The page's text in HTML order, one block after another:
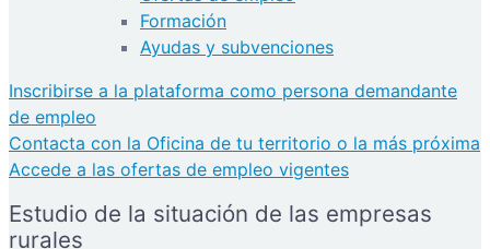
Formación
Ayudas y subvenciones
Inscribirse a la plataforma como persona demandante
de empleo
Contacta con la Oficina de tu territorio o la más próxima
Accede a las ofertas de empleo vigentes
Estudio de la situación de las empresas
rurales